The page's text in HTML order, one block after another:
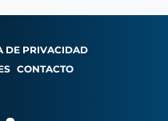
DE PRIVACIDAD
CONTACTO